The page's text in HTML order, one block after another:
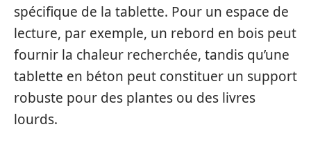
spécifique de la tablette. Pour un espace de
lecture, par exemple, un rebord en bois peut
fournir la chaleur recherchée, tandis qu’une
tablette en béton peut constituer un support
robuste pour des plantes ou des livres
lourds.